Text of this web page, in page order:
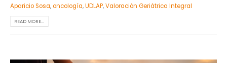
Aparicio Sosa,oncología,UDLAP,Valoración Geriátrica Integral
READ MORE...